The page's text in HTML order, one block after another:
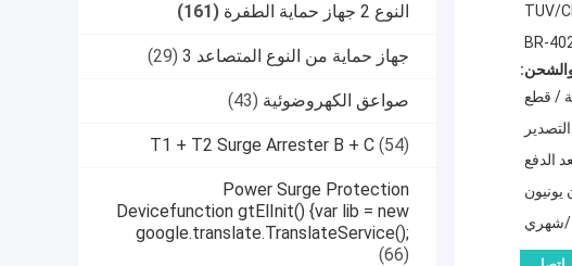
النوع 2 جهاز حماية الطفرة (161)
جهاز حماية من النوع المتصاعد 3 (29)
صواعق الكهروضوئية (43)
T1 + T2 Surge Arrester B + C (54)
Power Surge Protection
Devicefunction gtElInit() {var lib = new
google.translate.TranslateService();
(66)
TUV/
BR-